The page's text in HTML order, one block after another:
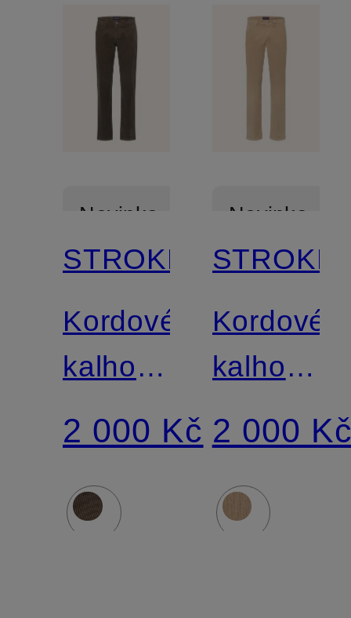
Novinka
STROKESMAN'S
Kordové
kalhoty
Slim Fit
2 000 Kč
Novinka
Kordové
kalhoty
Slim Fit
2 000